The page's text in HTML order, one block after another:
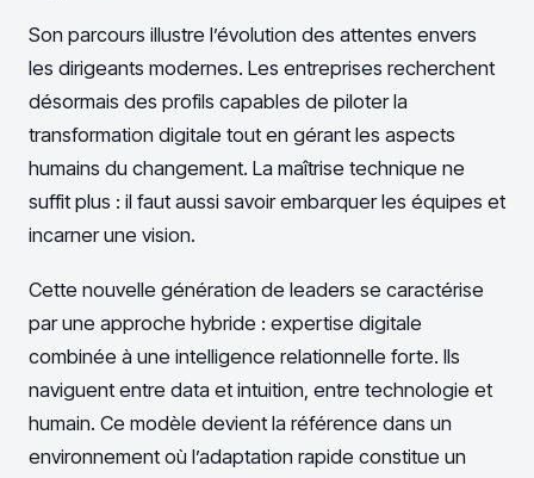
Son parcours illustre l’évolution des attentes envers
les dirigeants modernes. Les entreprises recherchent
désormais des profils capables de piloter la
transformation digitale tout en gérant les aspects
humains du changement. La maîtrise technique ne
suffit plus : il faut aussi savoir embarquer les équipes et
incarner une vision.
Cette nouvelle génération de leaders se caractérise
par une approche hybride : expertise digitale
combinée à une intelligence relationnelle forte. Ils
naviguent entre data et intuition, entre technologie et
humain. Ce modèle devient la référence dans un
environnement où l’adaptation rapide constitue un